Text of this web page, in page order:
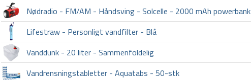
1.533 kr.1.099 kr.
Nødradio - FM/AM - Håndsving - Solcelle - 2000 mAh powerbank
Lifestraw - Personligt vandfilter - Blå
Vanddunk - 20 liter - Sammenfoldelig
Vandrensningstabletter - Aquatabs - 50-stk